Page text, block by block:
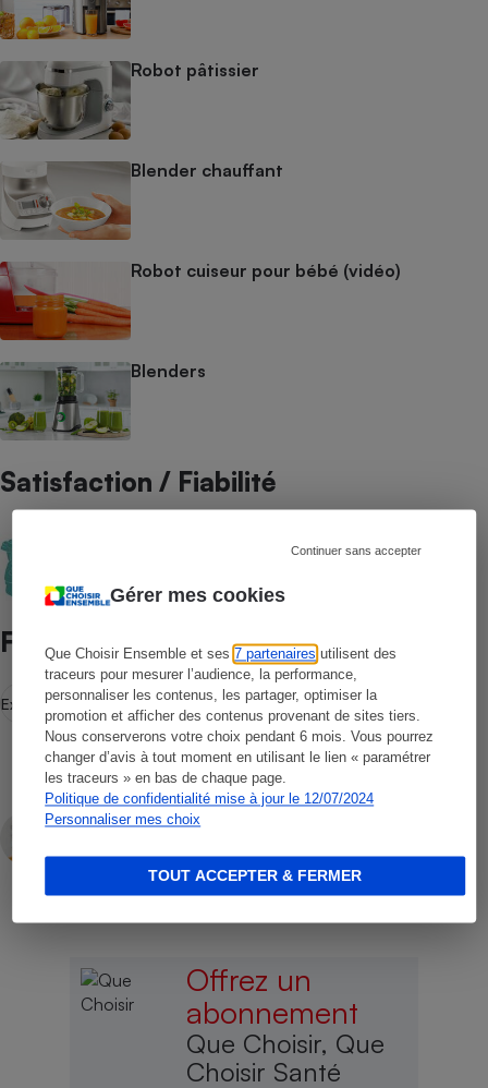
Gérer mes cookies
Que Choisir Ensemble et ses7 partenaires utilisent des
traceurs pour mesurer l’audience, la performance,
personnaliser les contenus, les partager, optimiser la
promotion et afficher des contenus provenant de sites tiers.
Nous conserverons votre choix pendant 6 mois. Vous pourrez
changer d’avis à tout moment en utilisant le lien « paramétrer
les traceurs » en bas de chaque page.
Politique de confidentialité mise à jour le 12/07/2024
Personnaliser mes choix
Continuer sans accepter
TOUT ACCEPTER & FERMER
Robot pâtissier
Blender chauffant
Robot cuiseur pour bébé (vidéo)
Blenders
Satisfaction / Fiabilité
les marques de robots (multifonctions,
Filtres d’accès rapides
Extracteur de jus Centrifugeuse
Gabrielle Théry
Offrez un
abonnement
Que Choisir, Que
Choisir Santé